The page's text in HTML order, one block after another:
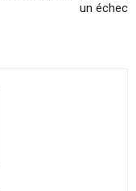
un échec